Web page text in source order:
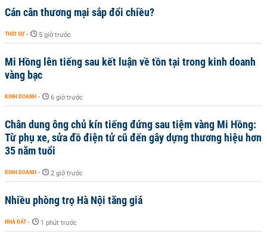
Cán cân thương mại sắp đổi chiều?
THỜI SỰ - 5 giờ trước
Mi Hồng lên tiếng sau kết luận về tồn tại trong kinh doanh
vàng bạc
KINH DOANH - 6 giờ trước
Chân dung ông chủ kín tiếng đứng sau tiệm vàng Mi Hồng:
Từ phụ xe, sửa đồ điện tử cũ đến gây dựng thương hiệu hơn
35 năm tuổi
KINH DOANH - 2 giờ trước
Nhiều phòng trọ Hà Nội tăng giá
NHÀ ĐẤT - 1 phút trước